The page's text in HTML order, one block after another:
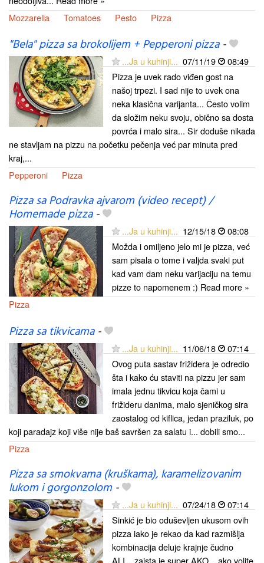
Mozzarella
Tomatoes Pesto Pizza
"Bela" pizza sa brokolijem + Pepperoni pizza-
...Ja u kuhinji... 07/11/19
08:49
Pizza je uvek rado viđen gost na
našoj trpezi. I sad nije to uvek ona
neka klasična varijanta... Često volim
da složim neku svoju, obično sa dosta
povrća i malo sira... Sir doduše nikada
ne stavljam na pizzu na početku pečenja već par minuta pred
kraj,...
Pepperoni
Pizza
Pizza sa Podravka ajvarom (video recept) /
Homemade pizza-
...Ja u kuhinji... 12/15/18
08:08
Možda i omiljeno jelo mi je pizza, već
sam pisala o tome i valjda svaki put
kad vam dam neku varijaciju na temu
pizze to napomenem :) Read more »
Pizza
Pizza sa tikvicama-
...Ja u kuhinji... 11/06/18
07:14
Ovog puta sastav frižidera je odredio
šta i kako ću staviti na pizzu jer sam
imala jednu tikvicu koja čami u
frižideru danima, malo sjeničkog sira
zaostalog od kiflica, jedan praziluk, po
koji paradajz koji više nije baš savršen za salatu i... dobili smo...
Pizza
Pizza sa smokvama (kruškama), karamelizovanim
lukom i gorgonzolom-
...Ja u kuhinji... 07/24/18
07:14
Sinkić je bio oduševljen ukusom ovih
pizza iako je rekao da kad razmišlja
kombinacija deluje krajnje čudno
ALI... zaista je super AKO... ako volite